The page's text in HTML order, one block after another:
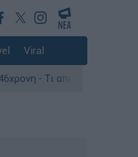
Viral
αποκάλυψε στους